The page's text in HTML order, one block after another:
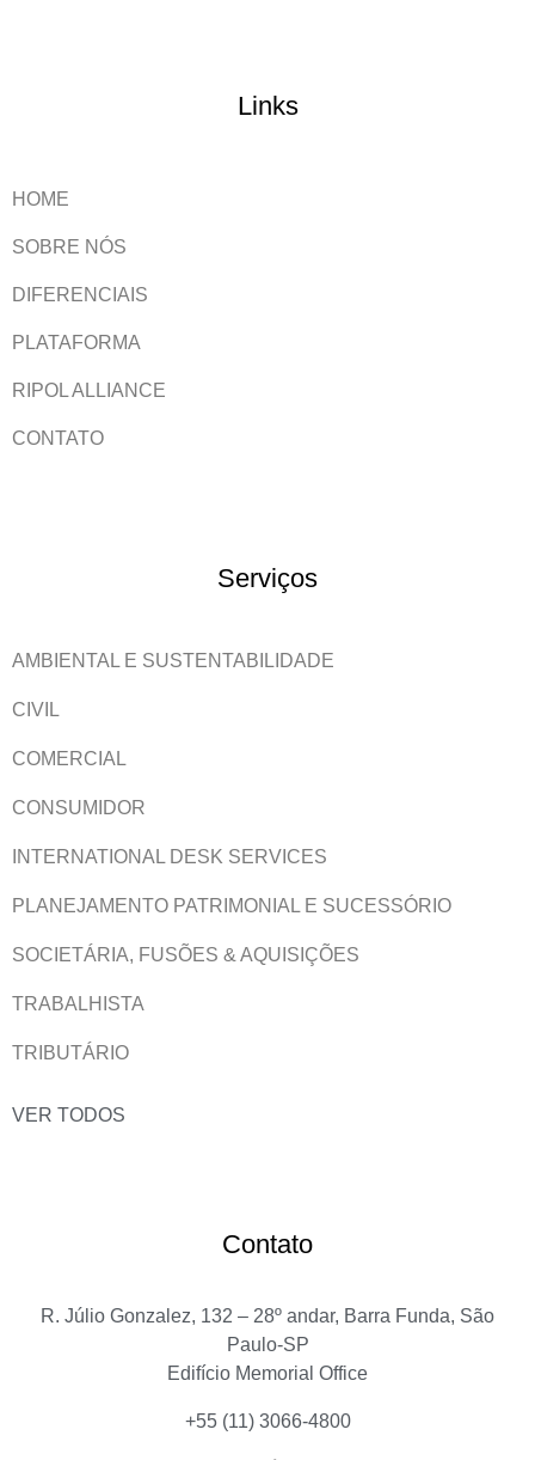
Links
HOME
SOBRE NÓS
DIFERENCIAIS
PLATAFORMA
RIPOL ALLIANCE
CONTATO
Serviços
AMBIENTAL E SUSTENTABILIDADE
CIVIL
COMERCIAL
CONSUMIDOR
INTERNATIONAL DESK SERVICES
PLANEJAMENTO PATRIMONIAL E SUCESSÓRIO
SOCIETÁRIA, FUSÕES & AQUISIÇÕES
TRABALHISTA
TRIBUTÁRIO
VER TODOS
Contato
R. Júlio Gonzalez, 132 – 28º andar, Barra Funda, São
Paulo-SP
Edifício Memorial Office
+55 (11) 3066-4800